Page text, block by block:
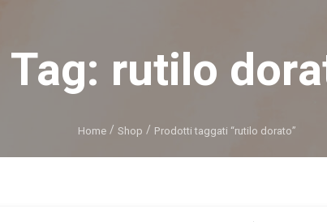
Tag: rutilo
Home Shop Prodotti taggati “rutilo dorato”